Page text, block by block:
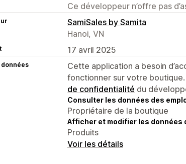
Ce développeur n’offre pas
SamiSales by Samita
Hanoi, VN
17 avril 2025
Cette application a besoin
fonctionner sur votre
de confidentialité du
Consulter les données des
Propriétaire de la boutique
Afficher et modifier les données
Produits
Voir les détails